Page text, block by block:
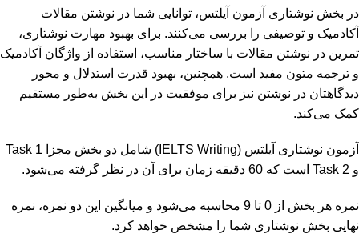
در بخش نوشتاری آزمون آیلتس، توانایی شما در نوشتن مقالات
آکادمیک و توصیفی را بررسی می‌کنند. برای بهبود مهارت نوشتاری،
تمرین در نوشتن مقالات با ساختار مناسب، استفاده از واژگان آکادمیک
و ترجمه متون مفید است. همچنین، بهبود قدرت استدلال و محور
دیدگاهتان در نوشتن نیز برای موفقیت در این بخش به‌طور مستقیم
کمک می‌کند.
آزمون نوشتاری آیلتس (IELTS Writing) شامل دو بخش مجزا Task 1
و Task 2 است که 60 دقیقه زمان برای آن در نظر گرفته می‌شود.
نمره هر بخش از 0 تا 9 محاسبه می‌شود و میانگین این دو نمره، نمره
نهایی بخش نوشتاری شما را مشخص خواهد کرد.